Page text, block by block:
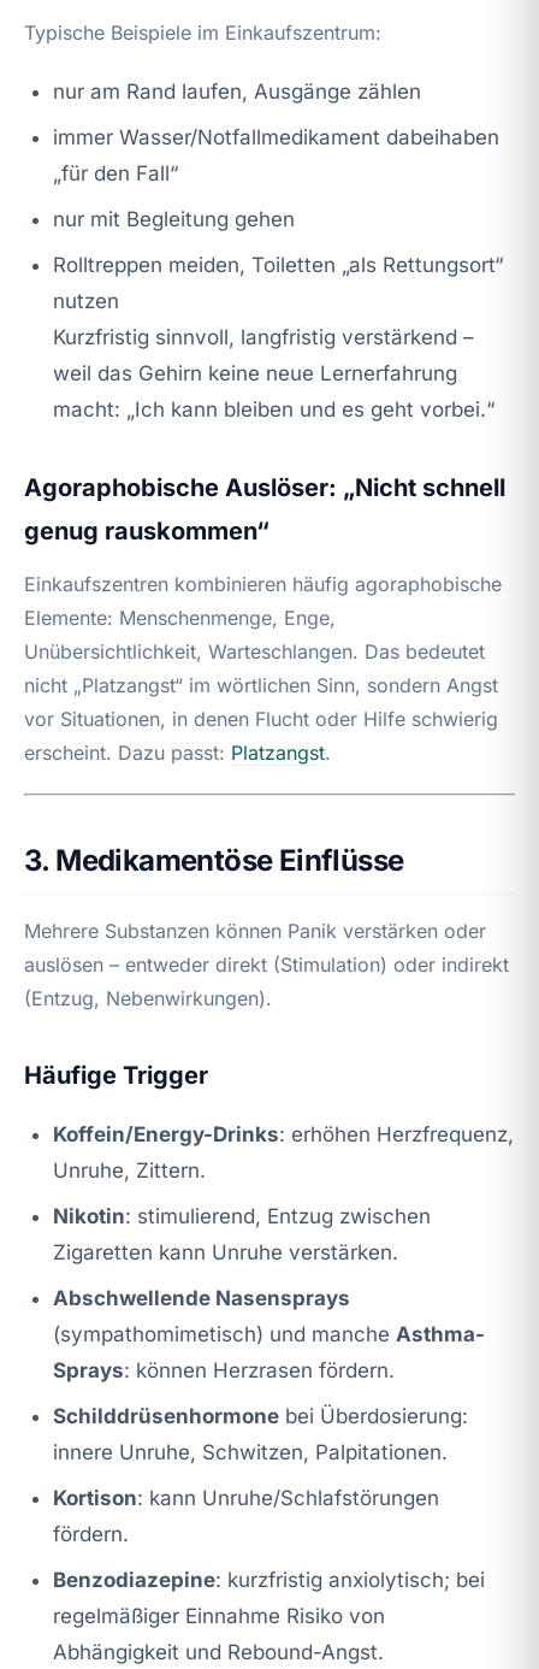
Typische Beispiele im Einkaufszentrum:
nur am Rand laufen, Ausgänge zählen
immer Wasser/Notfallmedikament dabeihaben
„für den Fall“
nur mit Begleitung gehen
Rolltreppen meiden, Toiletten „als Rettungsort“
nutzen
Kurzfristig sinnvoll, langfristig verstärkend –
weil das Gehirn keine neue Lernerfahrung
macht: „Ich kann bleiben und es geht vorbei.“
Agoraphobische Auslöser: „Nicht schnell
genug rauskommen“
Einkaufszentren kombinieren häufig agoraphobische
Elemente: Menschenmenge, Enge,
Unübersichtlichkeit, Warteschlangen. Das bedeutet
nicht „Platzangst“ im wörtlichen Sinn, sondern Angst
vor Situationen, in denen Flucht oder Hilfe schwierig
erscheint. Dazu passt: Platzangst.
3. Medikamentöse Einflüsse
Mehrere Substanzen können Panik verstärken oder
auslösen – entweder direkt (Stimulation) oder indirekt
(Entzug, Nebenwirkungen).
Häufige Trigger
Koffein/Energy-Drinks: erhöhen Herzfrequenz,
Unruhe, Zittern.
Nikotin: stimulierend, Entzug zwischen
Zigaretten kann Unruhe verstärken.
Abschwellende Nasensprays
(sympathomimetisch) und manche Asthma-
Sprays: können Herzrasen fördern.
Schilddrüsenhormone bei Überdosierung:
innere Unruhe, Schwitzen, Palpitationen.
Kortison: kann Unruhe/Schlafstörungen
fördern.
Benzodiazepine: kurzfristig anxiolytisch; bei
regelmäßiger Einnahme Risiko von
Abhängigkeit und Rebound-Angst.